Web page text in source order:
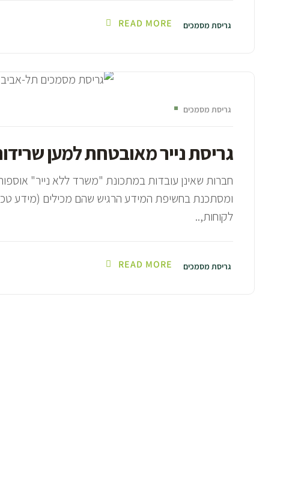
גריסת מסמכים READ MORE
גריסת נייר מאובטחת למען
גריסת מסמכים
חברות שאינן עובדות במתכונת "משרד ללא נייר"
ומסתכנת בחשיפת המידע הרגיש שהם מכילים (מידע
לקוחות,..
גריסת מסמכים READ MORE